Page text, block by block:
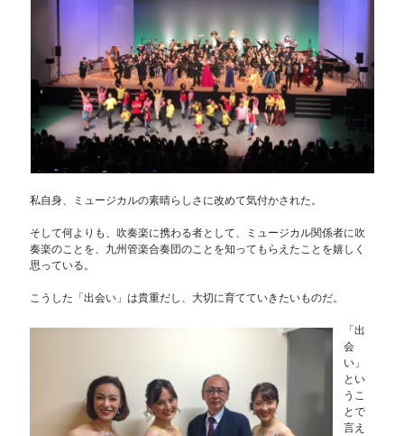
私自身、ミュージカルの素晴らしさに改めて気付かされた。
そして何よりも、吹奏楽に携わる者として、ミュージカル関係者に吹
奏楽のことを、九州管楽合奏団のことを知ってもらえたことを嬉しく
思っている。
こうした「出会い」は貴重だし、大切に育てていきたいものだ。
「出
会
い」
とい
うこ
とで
言え